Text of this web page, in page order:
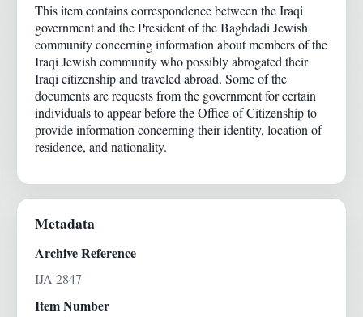
This item contains correspondence between the Iraqi
government and the President of the Baghdadi Jewish
community concerning information about members of the
Iraqi Jewish community who possibly abrogated their
Iraqi citizenship and traveled abroad. Some of the
documents are requests from the government for certain
individuals to appear before the Office of Citizenship to
provide information concerning their identity, location of
residence, and nationality.
Metadata
Archive Reference
IJA 2847
Item Number